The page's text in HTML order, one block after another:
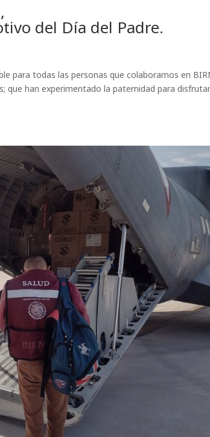
del Día del Padre.
para todas las personas que colaboramos en
que han experimentado la paternidad para